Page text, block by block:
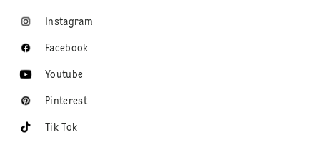
Instagram
Facebook
Youtube
Pinterest
Tik Tok